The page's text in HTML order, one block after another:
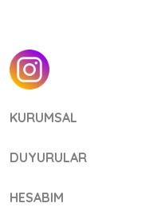
KURUMSAL
DUYURULAR
HESABIM